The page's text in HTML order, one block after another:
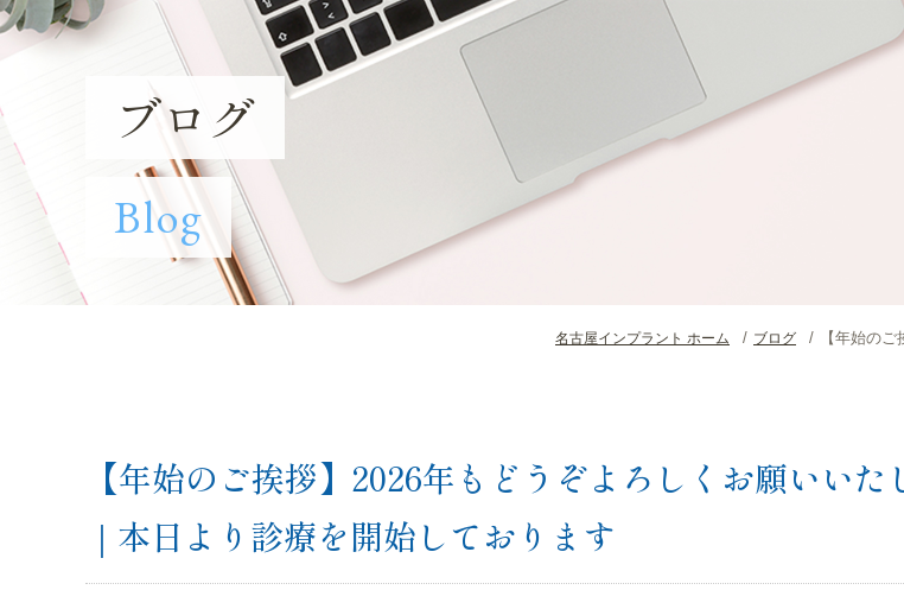
インプラントによる
治療とは
当院のインプラント
による治療
インプラント体
について
治療の流れ 様々な
ブログ
Blog
名古屋インプラント ホーム ブログ 【年始の
【年始のご挨拶】2026年もどうぞよろしくお願いいた
｜本日より診療を開始しております